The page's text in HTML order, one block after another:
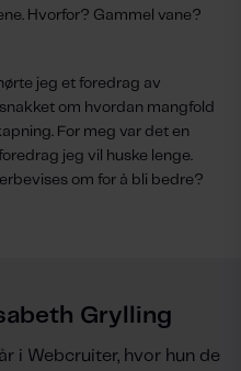
Hvorfor? Gammel vane?
jeg et foredrag av
om hvordan mangfold
For meg var det en
jeg vil huske lenge.
om for å bli bedre?
Grylling
i Webcruiter, hvor hun de